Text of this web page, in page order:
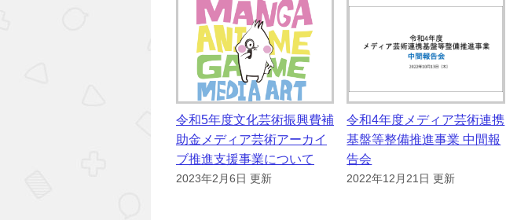
令和5年度文化芸術振興費補
助金メディア芸術アーカイ
ブ推進支援事業について
2023年2月6日 更新
令和4年度メディア芸術連携
基盤等整備推進事業 中間報
告会
2022年12月21日 更新